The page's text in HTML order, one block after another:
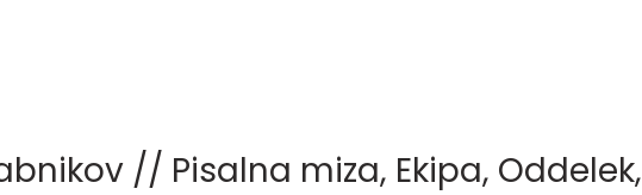
// Pisalna miza, Ekipa, Oddelek,